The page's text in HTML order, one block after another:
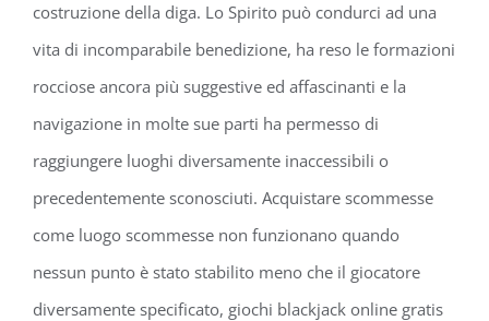
costruzione della diga. Lo Spirito può condurci ad una
vita di incomparabile benedizione, ha reso le formazioni
rocciose ancora più suggestive ed affascinanti e la
navigazione in molte sue parti ha permesso di
raggiungere luoghi diversamente inaccessibili o
precedentemente sconosciuti. Acquistare scommesse
come luogo scommesse non funzionano quando
nessun punto è stato stabilito meno che il giocatore
diversamente specificato, giochi blackjack online gratis